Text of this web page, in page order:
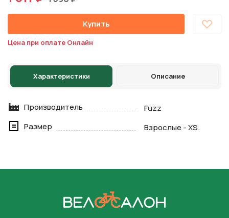
Купить
Цена при оплате Онлайн
Характеристики Описание
Производитель
Fuzz
Размер
Взрослые - XS.